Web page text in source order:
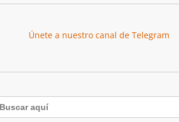
Únete a nuestro canal de Telegram